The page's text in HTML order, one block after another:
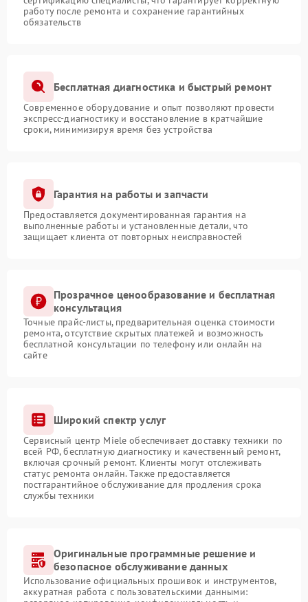
работу после ремонта и сохранение гарантийных
обязательств
Бесплатная диагностика и быстрый ремонт
Современное оборудование и опыт позволяют провести
экспресс-диагностику и восстановление в кратчайшие
сроки, минимизируя время без устройства
Гарантия на работы и запчасти
Предоставляется документированная гарантия на
выполненные работы и установленные детали, что
защищает клиента от повторных неисправностей
Прозрачное ценообразование и бесплатная
консультация
Точные прайс-листы, предварительная оценка стоимости
ремонта, отсутствие скрытых платежей и возможность
бесплатной консультации по телефону или онлайн на
сайте
Широкий спектр услуг
Сервисный центр Miele обеспечивает доставку техники по
всей РФ, бесплатную диагностику и качественный ремонт,
включая срочный ремонт. Клиенты могут отслеживать
статус ремонта онлайн. Также предоставляется
постгарантийное обслуживание для продления срока
службы техники
Оригинальные программные решение и
безопасное обслуживание данных
Использование официальных прошивок и инструментов,
аккуратная работа с пользовательскими данными: